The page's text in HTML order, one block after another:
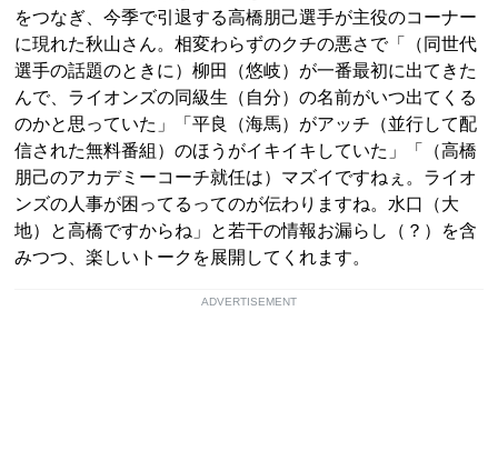
をつなぎ、今季で引退する高橋朋己選手が主役のコーナー
に現れた秋山さん。相変わらずのクチの悪さで「（同世代
選手の話題のときに）柳田（悠岐）が一番最初に出てきた
んで、ライオンズの同級生（自分）の名前がいつ出てくる
のかと思っていた」「平良（海馬）がアッチ（並行して配
信された無料番組）のほうがイキイキしていた」「（高橋
朋己のアカデミーコーチ就任は）マズイですねぇ。ライオ
ンズの人事が困ってるってのが伝わりますね。水口（大
地）と高橋ですからね」と若干の情報お漏らし（？）を含
みつつ、楽しいトークを展開してくれます。
ADVERTISEMENT